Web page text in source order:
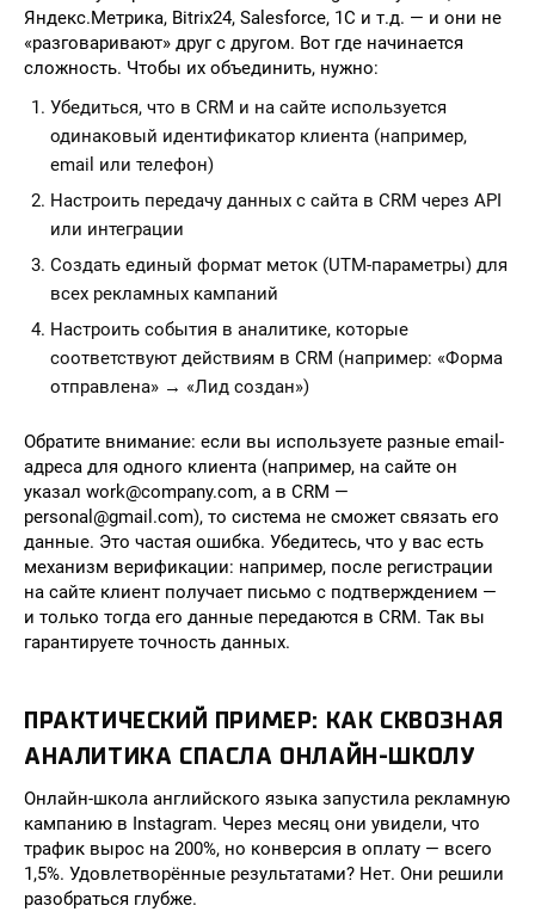
Яндекс.Метрика, Bitrix24, Salesforce, 1С и т.д. — и они не
«разговаривают» друг с другом. Вот где начинается
сложность. Чтобы их объединить, нужно:
Убедиться, что в CRM и на сайте используется
одинаковый идентификатор клиента (например,
email или телефон)
Настроить передачу данных с сайта в CRM через API
или интеграции
Создать единый формат меток (UTM-параметры) для
всех рекламных кампаний
Настроить события в аналитике, которые
соответствуют действиям в CRM (например: «Форма
отправлена» → «Лид создан»)
Обратите внимание: если вы используете разные email-
адреса для одного клиента (например, на сайте он
указал work@company.com, а в CRM —
personal@gmail.com), то система не сможет связать его
данные. Это частая ошибка. Убедитесь, что у вас есть
механизм верификации: например, после регистрации
на сайте клиент получает письмо с подтверждением —
и только тогда его данные передаются в CRM. Так вы
гарантируете точность данных.
ПРАКТИЧЕСКИЙ ПРИМЕР: КАК СКВОЗНАЯ
АНАЛИТИКА СПАСЛА ОНЛАЙН-ШКОЛУ
Онлайн-школа английского языка запустила рекламную
кампанию в Instagram. Через месяц они увидели, что
трафик вырос на 200%, но конверсия в оплату — всего
1,5%. Удовлетворённые результатами? Нет. Они решили
разобраться глубже.